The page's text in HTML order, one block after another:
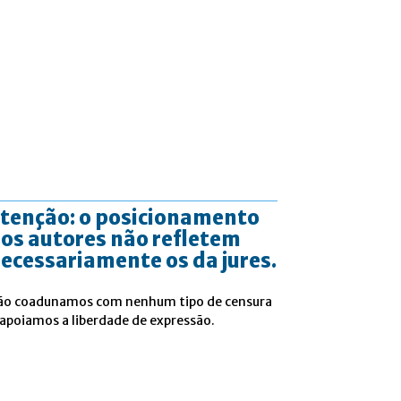
o posicionamento
autores não refletem
os da jures.
coadunamos com nenhum tipo de censura
a liberdade de expressão.